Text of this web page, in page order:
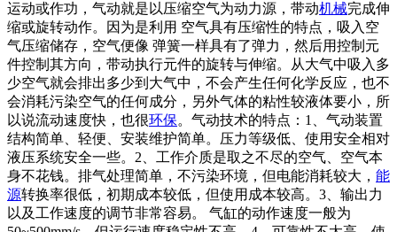
运动或作功，气动就是以压缩空气为动力源，带动机械完成伸
缩或旋转动作。因为是利用 空气具有压缩性的特点，吸入空
气压缩储存，空气便像 弹簧一样具有了弹力，然后用控制元
件控制其方向，带动执行元件的旋转与伸缩。从大气中吸入多
少空气就会排出多少到大气中，不会产生任何化学反应，也不
会消耗污染空气的任何成分，另外气体的粘性较液体要小，所
以说流动速度快，也很环保。气动技术的特点：1、气动装置
结构简单、轻便、安装维护简单。压力等级低、使用安全相对
液压系统安全一些。2、工作介质是取之不尽的空气、空气本
身不花钱。排气处理简单，不污染环境，但电能消耗较大， 能
源转换率很低，初期成本较低，但使用成本较高。3、输出力
以及工作速度的调节非常容易。 气缸的动作速度一般为